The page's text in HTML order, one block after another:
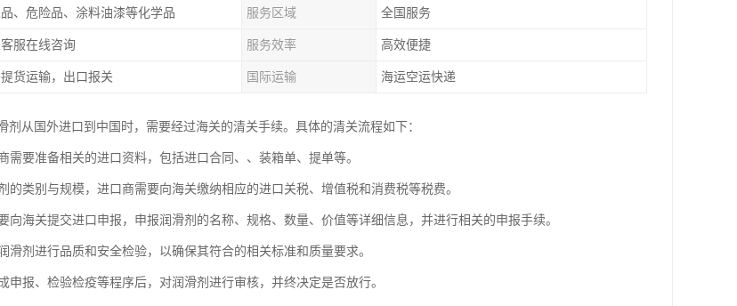
、危险品、涂料油漆等化学品 服务区域 全国服务
服在线咨询 服务效率 高效便捷
货运输，出口报关 国际运输 海运空运快递
剂从国外进口到中国时，需要经过海关的清关手续。具体的清关流程如下：
需要准备相关的进口资料，包括进口合同、、装箱单、提单等。
的类别与规模，进口商需要向海关缴纳相应的进口关税、增值税和消费税等税费。
向海关提交进口申报，申报润滑剂的名称、规格、数量、价值等详细信息，并进行相关的申报手续。
滑剂进行品质和安全检验，以确保其符合的相关标准和质量要求。
申报、检验检疫等程序后，对润滑剂进行审核，并终决定是否放行。